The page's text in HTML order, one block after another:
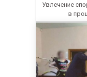
Увлечение
в